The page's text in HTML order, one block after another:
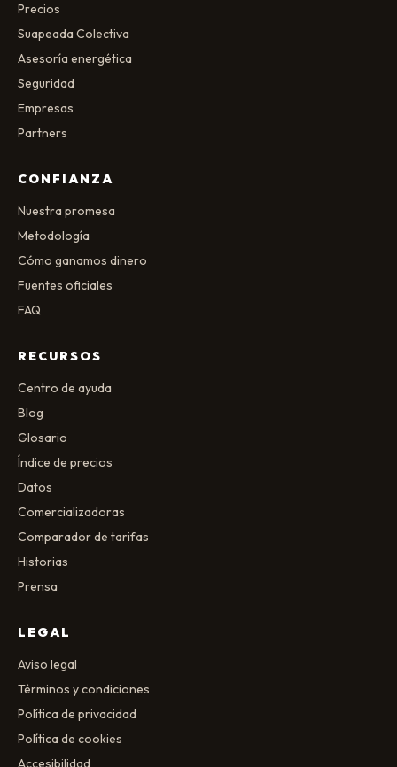
Precios
Suapeada Colectiva
Asesoría energética
Seguridad
Empresas
Partners
CONFIANZA
Nuestra promesa
Metodología
Cómo ganamos dinero
Fuentes oficiales
FAQ
RECURSOS
Centro de ayuda
Blog
Glosario
Índice de precios
Datos
Comercializadoras
Comparador de tarifas
Historias
Prensa
LEGAL
Aviso legal
Términos y condiciones
Política de privacidad
Política de cookies
Accesibilidad